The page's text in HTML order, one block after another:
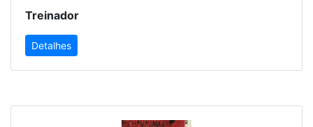
Treinador
Detalhes